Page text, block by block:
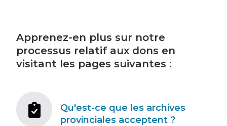
Apprenez-en plus sur notre
processus relatif aux dons en
visitant les pages suivantes :
Qu'est-ce que les archives
provinciales acceptent ?